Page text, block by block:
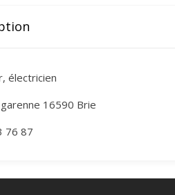
électricien
16590 Brie
76 87